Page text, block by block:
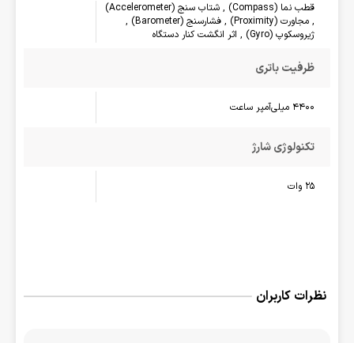
قطب نما (Compass) , شتاب سنج (Accelerometer)
, مجاورت (Proximity) , فشارسنج (Barometer) ,
ژیروسکوپ (Gyro) , اثر انگشت کنار دستگاه
ظرفیت باتری
4400 میلی‌آمپر ساعت
تکنولوژی شارژ
25 وات
نظرات کاربران